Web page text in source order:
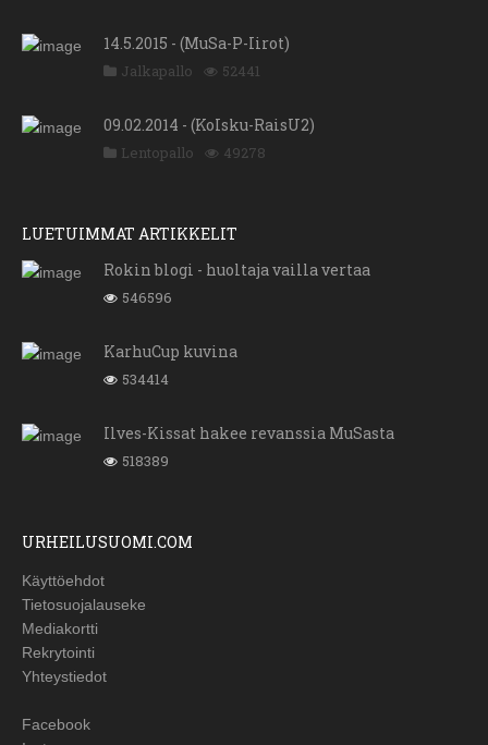
14.5.2015 - (MuSa-P-Iirot)
Jalkapallo 52441
09.02.2014 - (KoIsku-RaisU2)
Lentopallo 49278
LUETUIMMAT ARTIKKELIT
Rokin blogi - huoltaja vailla vertaa
546596
KarhuCup kuvina
534414
Ilves-Kissat hakee revanssia MuSasta
518389
URHEILUSUOMI.COM
Käyttöehdot
Tietosuojalauseke
Mediakortti
Rekrytointi
Yhteystiedot
Facebook